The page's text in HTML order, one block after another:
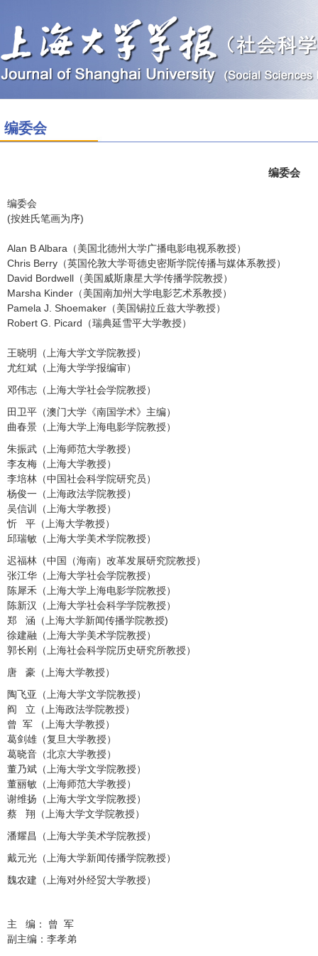
编委会
编委会
编委会
(按姓氏笔画为序)
Alan B Albara（美国北德州大学广播电影电视系教授）
Chris Berry（英国伦敦大学哥德史密斯学院传播与媒体系教授）
David Bordwell（美国威斯康星大学传播学院教授）
Marsha Kinder（美国南加州大学电影艺术系教授）
Pamela J. Shoemaker（美国锡拉丘兹大学教授）
Robert G. Picard（瑞典延雪平大学教授）
王晓明（上海大学文学院教授）
尤红斌（上海大学学报编审）
邓伟志（上海大学社会学院教授）
田卫平（澳门大学《南国学术》主编）
曲春景（上海大学上海电影学院教授）
朱振武（上海师范大学教授）
李友梅（上海大学教授）
李培林（中国社会科学院研究员）
杨俊一（上海政法学院教授）
吴信训（上海大学教授）
忻 平（上海大学教授）
邱瑞敏（上海大学美术学院教授）
迟福林（中国（海南）改革发展研究院教授）
张江华（上海大学社会学院教授）
陈犀禾（上海大学上海电影学院教授）
陈新汉（上海大学社会科学学院教授）
郑 涵（上海大学新闻传播学院教授)
徐建融（上海大学美术学院教授）
郭长刚（上海社会科学院历史研究所教授）
唐 豪（上海大学教授）
陶飞亚（上海大学文学院教授）
阎 立（上海政法学院教授）
曾 军 （上海大学教授）
葛剑雄（复旦大学教授）
葛晓音（北京大学教授）
董乃斌（上海大学文学院教授）
董丽敏（上海师范大学教授）
谢维扬（上海大学文学院教授）
蔡 翔 （上海大学文学院教授）
潘耀昌（上海大学美术学院教授）
戴元光（上海大学新闻传播学院教授）
魏农建（上海对外经贸大学教授）
主 编： 曾 军
副主编：李孝弟